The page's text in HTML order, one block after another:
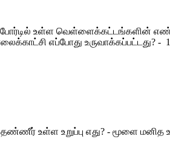
உள்ள
எப்போது உருவாக்கப்பட்டது? -
உள்ள உறுப்பு எது? - மூளை மனித